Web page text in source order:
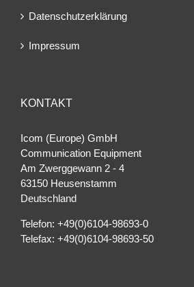
Datenschutzerklärung
Impressum
KONTAKT
Icom (Europe) GmbH
Communication Equipment
Am Zwerggewann 2 ‐ 4
63150 Heusenstamm
Deutschland
Telefon: +49(0)6104-98693-0
Telefax: +49(0)6104-98693-50